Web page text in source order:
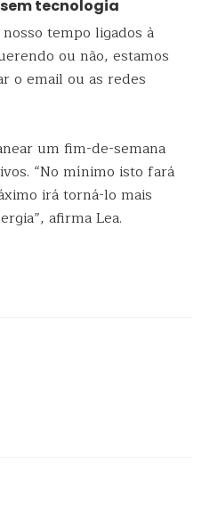
tecnologia
tempo ligados à
ou não, estamos
o email ou as redes
um fim-de-semana
“No mínimo isto fará
irá torná-lo mais
afirma Lea.